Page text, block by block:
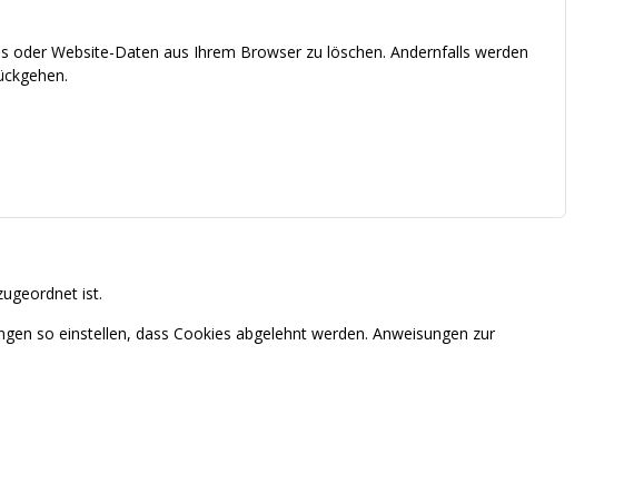
oder Website-Daten aus Ihrem Browser zu löschen. Andernfalls werden
ist.
so einstellen, dass Cookies abgelehnt werden. Anweisungen zur